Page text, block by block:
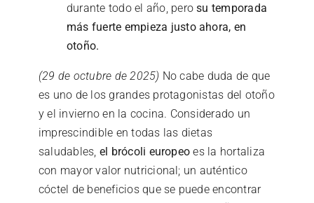
durante todo el año, perosu temporada
más fuerte empieza justo ahora, en
otoño.
(29 de octubre de 2025) No cabe duda de que
es uno de los grandes protagonistas del otoño
y el invierno en la cocina. Considerado un
imprescindible en todas las dietas
saludables, el brócoli europeo es la hortaliza
con mayor valor nutricional; un auténtico
cóctel de beneficios que se puede encontrar